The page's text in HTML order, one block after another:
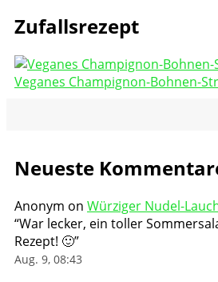
Zufallsrezept
Veganes Champignon-Bohnen-
Neueste
Anonym on Würziger Nudel-
“War lecker, ein toller
Rezept! 🙂”
Aug. 9, 08:43